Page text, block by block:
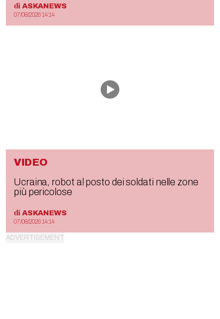
di ASKANEWS
07/08/2026 14:14
VIDEO
Ucraina, robot al posto dei soldati nelle zone
più pericolose
di ASKANEWS
07/08/2026 14:14